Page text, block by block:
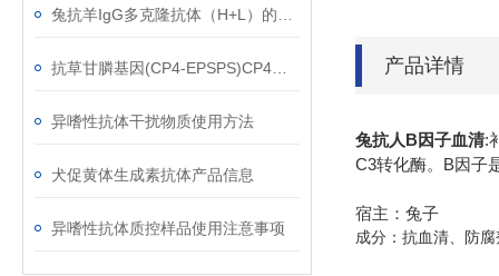
异嗜性抗体干扰物质使用方法
犬促黄体生成素抗体产品信息
异嗜性抗体质控样品使用注意事项
产品详情
兔抗人B因子血清:
C3转化酶。B因子
宿主：兔子
成分：抗血清、防腐